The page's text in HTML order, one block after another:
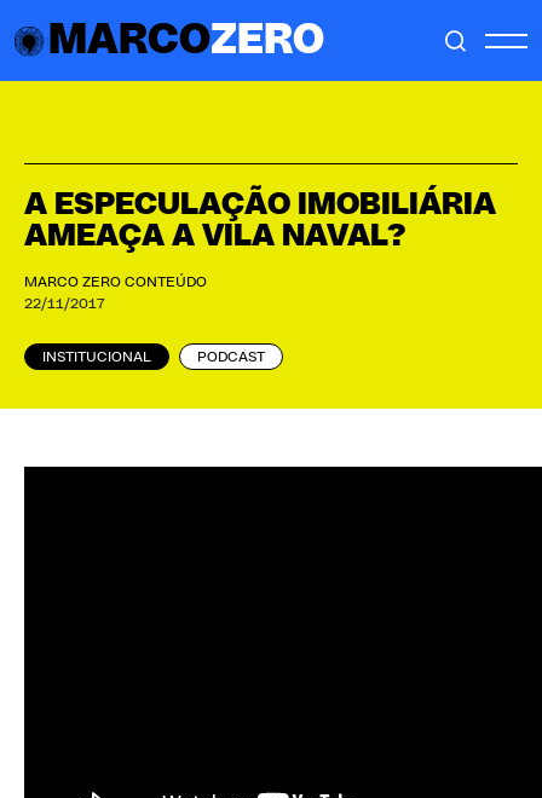
MARCOZERO
A ESPECULAÇÃO IMOBILIÁRIA
AMEAÇA A VILA NAVAL?
MARCO ZERO CONTEÚDO
22/11/2017
INSTITUCIONAL PODCAST